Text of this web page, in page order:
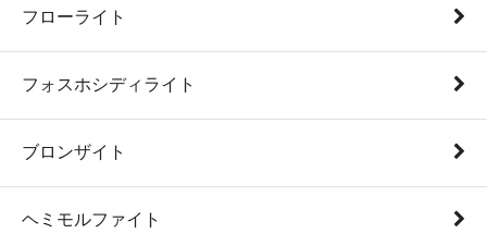
フローライト
フォスホシディライト
ブロンザイト
ヘミモルファイト